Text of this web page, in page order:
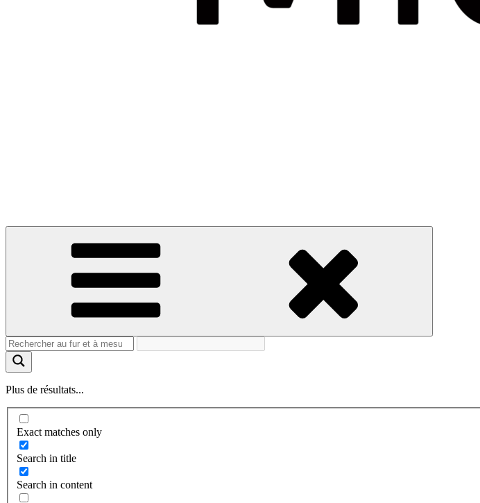
Plus de résultats...
Exact matches only
Search in title
Search in content